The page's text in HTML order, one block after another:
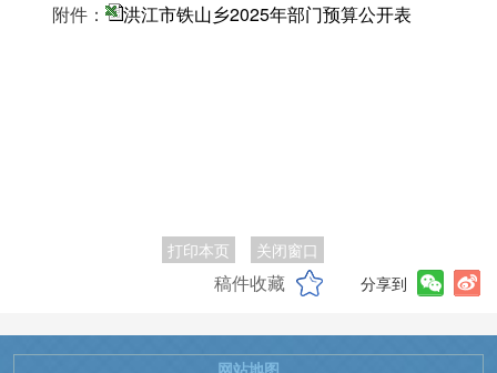
附件： 洪江市铁山乡2025年部门预算公开表
打印本页 关闭窗口
稿件收藏 分享到
网站地图